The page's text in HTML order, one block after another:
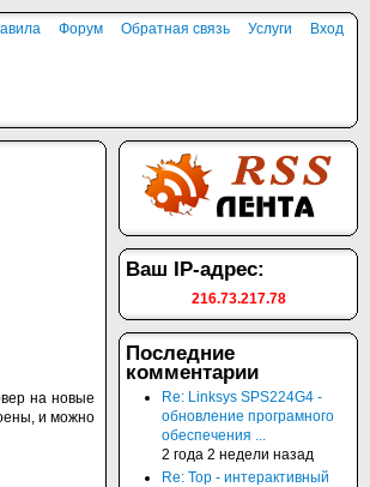
Форум Обратная связь Услуги Вход
на новые
и можно
Ваш IP-адрес:
216.73.217.78
Последние
комментарии
Re: Linksys SPS224G4 -
обновление програмного
обеспечения ...
2 года 2 недели назад
Re: Top - интерактивный